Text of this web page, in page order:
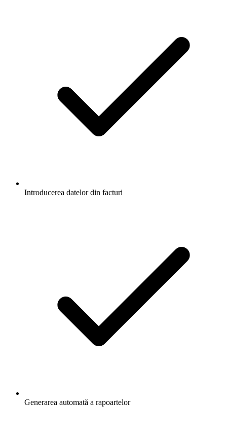
Introducerea datelor din facturi
Generarea automată a rapoartelor